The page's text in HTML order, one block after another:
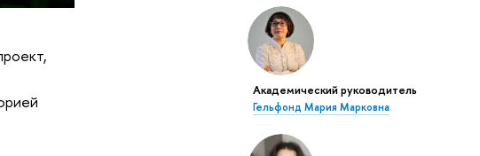
Академический руководитель
Гельфонд Мария Марковна